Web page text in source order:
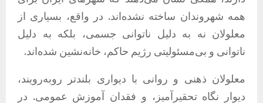
همه شهروندان ساخته نشده‌اند. در واقع، بسیاری از
معلولان نه به دلیل ناتوانی جسمی، بلکه به دلیل
ناتوانی و بی‌مسئولیتی رژیم حاکم، خانه‌نشین شده‌اند.
معلولان ذهنی و روانی با دیواری بلندتر روبه‌رویند،
دیوار نگاه تحقیرآمیز، و فقدان آموزش عمومی. در